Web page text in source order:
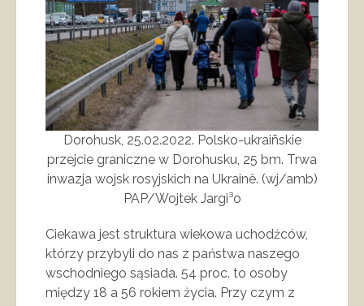
Dorohusk, 25.02.2022. Polsko-ukraiñskie
przejcie graniczne w Dorohusku, 25 bm. Trwa
inwazja wojsk rosyjskich na Ukrainê. (wj/amb)
PAP/Wojtek Jargi³o
Ciekawa jest struktura wiekowa uchodźców,
którzy przybyli do nas z państwa naszego
wschodniego sąsiada. 54 proc. to osoby
między 18 a 56 rokiem życia. Przy czym z